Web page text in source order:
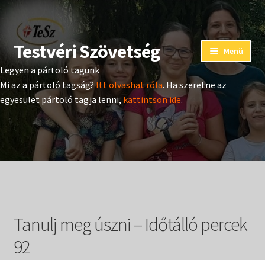
Ugrás
a
navigációhoz
Kilépés
a
tartalomba
Testvéri Szövetség Menü
Eseménynaptár
Adományozás
Pártoló tag belépés
menu
Kiadványok
Expand
Legyen a pártoló tagunk
Mi az a pártoló tagság?Itt olvashat róla. Ha szeretne az
egyesület pártoló tagja lenni, kattintson ide.
Tanulj meg úszni – Időtálló percek
92